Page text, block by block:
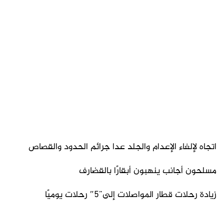
اتجاه لإلغاء الإعدام والجلد عدا جرائم الحدود والقصاص
مسلحون أجانب ينهبون أبقارًا بالقضارف
زيادة رحلات قطار المواصلات إلى”5″ رحلات يوميًا